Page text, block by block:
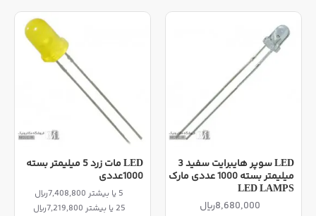
LED سوپر هایبرایت سفید 3
میلیمتر بسته 1000 عددی مارک
LED LAMPS
8,680,000ریال
LED مات زرد 5 میلیمتر بسته
1000عددی
5 یا بیشتر 7,408,800ریال
25 یا بیشتر 7,219,800ریال